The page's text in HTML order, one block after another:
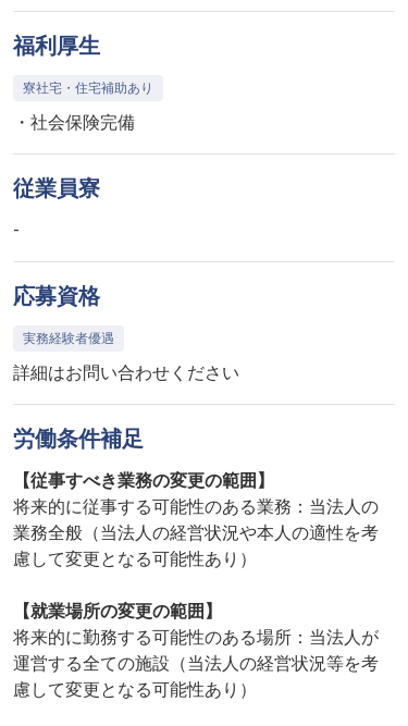
福利厚生
寮社宅・住宅補助あり
・社会保険完備
従業員寮
-
応募資格
実務経験者優遇
詳細はお問い合わせください
労働条件補足
【従事すべき業務の変更の範囲】
将来的に従事する可能性のある業務：当法人の
業務全般（当法人の経営状況や本人の適性を考
慮して変更となる可能性あり）
【就業場所の変更の範囲】
将来的に勤務する可能性のある場所：当法人が
運営する全ての施設（当法人の経営状況等を考
慮して変更となる可能性あり）